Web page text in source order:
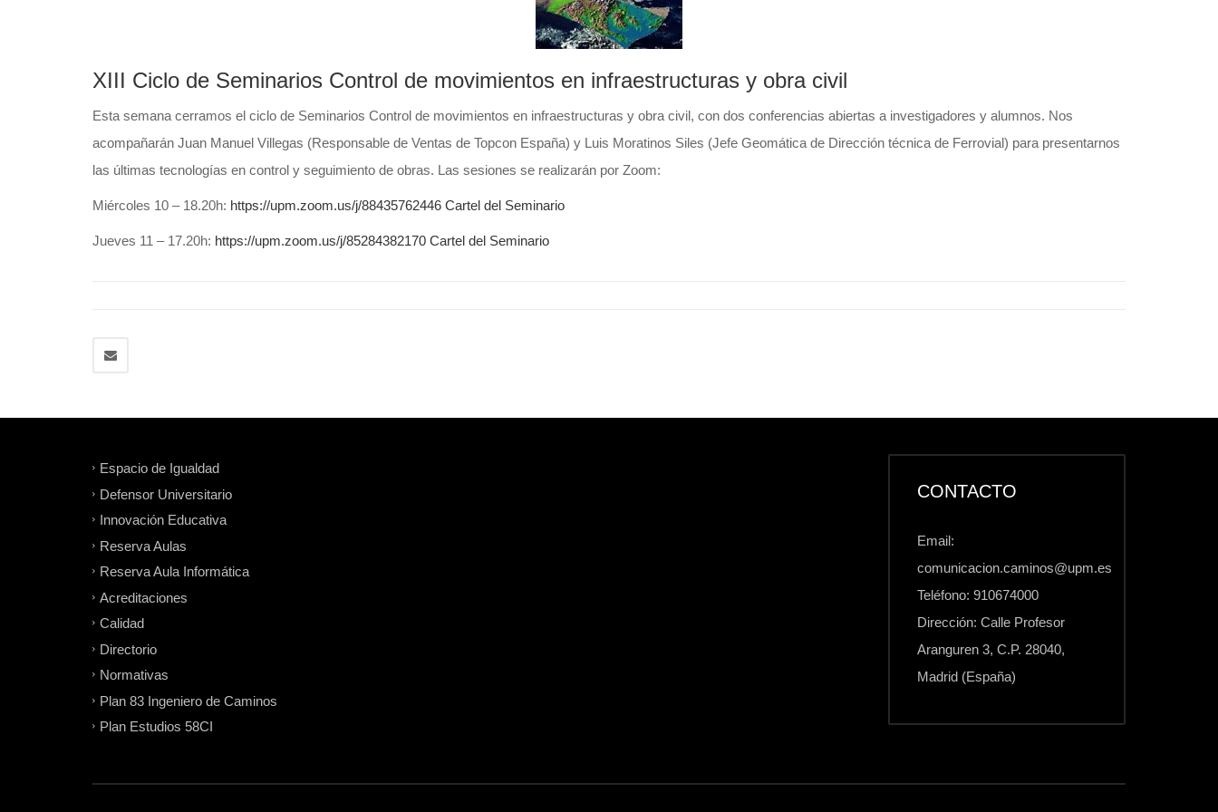
XIII Ciclo de Seminarios Control de movimientos en infraestructuras y obra civil
Esta semana cerramos el ciclo de Seminarios Control de movimientos en infraestructuras y obra civil, con dos conferencias abiertas a investigadores y alumnos. Nos
acompañarán Juan Manuel Villegas (Responsable de Ventas de Topcon España) y Luis Moratinos Siles (Jefe Geomática de Dirección técnica de Ferrovial) para presentarnos
las últimas tecnologías en control y seguimiento de obras. Las sesiones se realizarán por Zoom:
Miércoles 10 – 18.20h: https://upm.zoom.us/j/88435762446 Cartel del Seminario
Jueves 11 – 17.20h: https://upm.zoom.us/j/85284382170 Cartel del Seminario
Espacio de Igualdad
Defensor Universitario
Innovación Educativa
Reserva Aulas
Reserva Aula Informática
Acreditaciones
Calidad
Directorio
Normativas
Plan 83 Ingeniero de Caminos
Plan Estudios 58CI
CONTACTO
Email:
comunicacion.caminos@upm.es
Teléfono: 910674000
Dirección: Calle Profesor
Aranguren 3, C.P. 28040,
Madrid (España)